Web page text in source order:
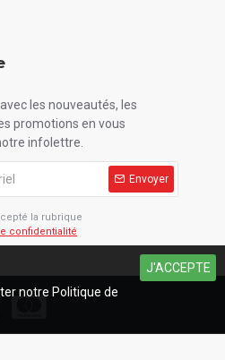
les nouveautés, les
promotions en vous
infolettre.
Envoyer
la rubrique
confidentialité
J'ACCEPTE
notre Politique de